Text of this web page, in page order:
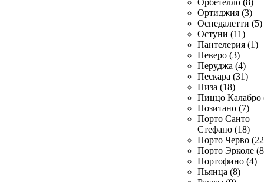
Орбетелло (8)
Ортиджия (3)
Оспедалетти (5)
Остуни (11)
Пантелерия (1)
Певеро (3)
Перуджа (4)
Пескара (31)
Пиза (18)
Пиццо Калабро
Позитано (7)
Порто Санто
Стефано (18)
Порто Черво
Порто Эрколе
Портофино (4)
Пьянца (8)